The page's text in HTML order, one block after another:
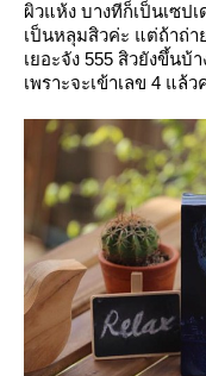
ผิวแห้ง บางทีก็เป็นเซป
เป็นหลุมสิวค่ะ แต่ถ้าถ่า
เยอะจัง 555 สิวยังขึ้นบ้
เพราะจะเข้าเลข 4 แล้